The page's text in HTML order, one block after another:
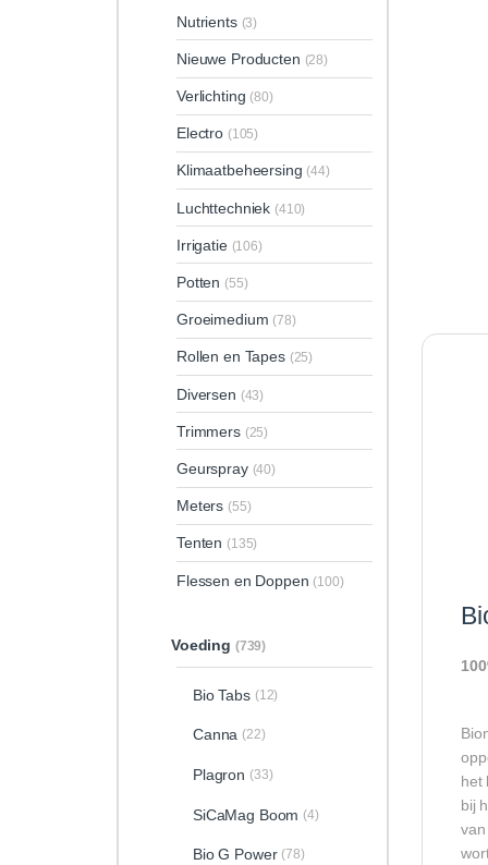
het
bij
Nutrients (3)
Nieuwe Producten (28)
Verlichting (80)
Electro (105)
Klimaatbeheersing (44)
Luchttechniek (410)
Irrigatie (106)
Potten (55)
Groeimedium (78)
Rollen en Tapes (25)
Diversen (43)
Trimmers (25)
Geurspray (40)
Meters (55)
Tenten (135)
Flessen en Doppen (100)
Voeding (739)
Bio Tabs (12)
Canna (22)
Plagron (33)
SiCaMag Boom (4)
Bio G Power (78)